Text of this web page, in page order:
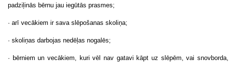
padziļinās bērnu jau iegūtās prasmes;
· arī vecākiem ir sava slēpošanas skoliņa;
· skoliņas darbojas nedēļas nogalēs;
· bērniem un vecākiem, kuri vēl nav gatavi kāpt uz slēpēm, vai snovborda,